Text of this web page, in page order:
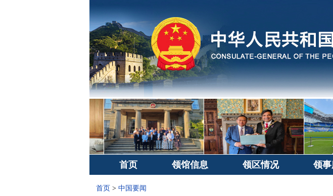
首页 领馆信息 领区情况 领
首页 > 中国要闻